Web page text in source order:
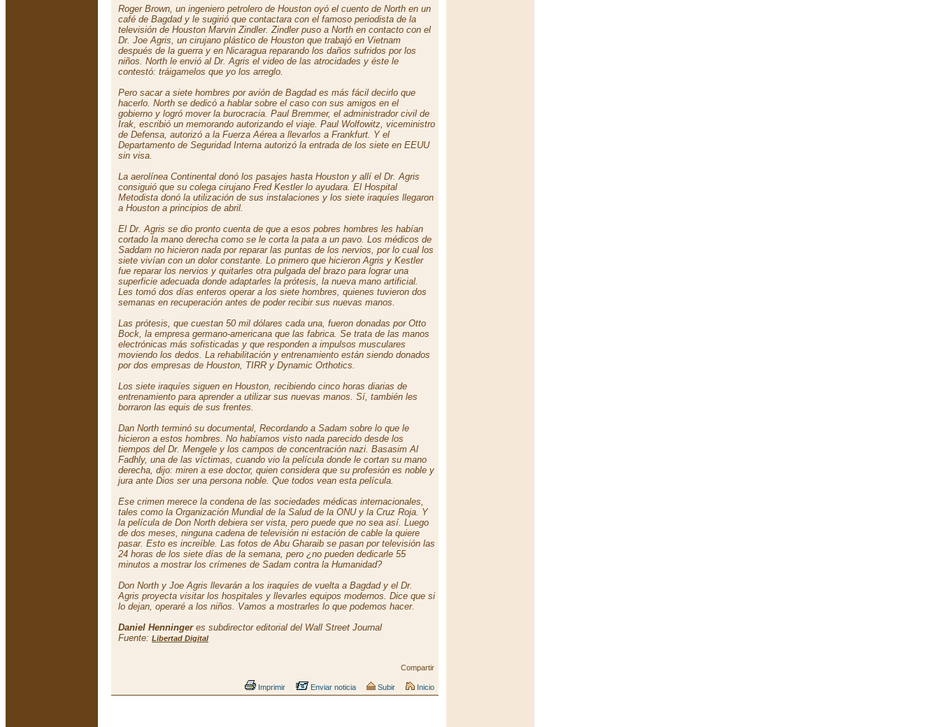
Roger Brown, un ingeniero petrolero de Houston oyó el cuento de North en un
café de Bagdad y le sugirió que contactara con el famoso periodista de la
televisión de Houston Marvin Zindler. Zindler puso a North en contacto con el
Dr. Joe Agris, un cirujano plástico de Houston que trabajó en Vietnam
después de la guerra y en Nicaragua reparando los daños sufridos por los
niños. North le envió al Dr. Agris el video de las atrocidades y éste le
contestó: tráigamelos que yo los arreglo.
Pero sacar a siete hombres por avión de Bagdad es más fácil decirlo que
hacerlo. North se dedicó a hablar sobre el caso con sus amigos en el
gobierno y logró mover la burocracia. Paul Bremmer, el administrador civil de
Irak, escribió un memorando autorizando el viaje. Paul Wolfowitz, viceministro
de Defensa, autorizó a la Fuerza Aérea a llevarlos a Frankfurt. Y el
Departamento de Seguridad Interna autorizó la entrada de los siete en EEUU
sin visa.
La aerolínea Continental donó los pasajes hasta Houston y allí el Dr. Agris
consiguió que su colega cirujano Fred Kestler lo ayudara. El Hospital
Metodista donó la utilización de sus instalaciones y los siete iraquíes llegaron
a Houston a principios de abril.
El Dr. Agris se dio pronto cuenta de que a esos pobres hombres les habían
cortado la mano derecha como se le corta la pata a un pavo. Los médicos de
Saddam no hicieron nada por reparar las puntas de los nervios, por lo cual los
siete vivían con un dolor constante. Lo primero que hicieron Agris y Kestler
fue reparar los nervios y quitarles otra pulgada del brazo para lograr una
superficie adecuada donde adaptarles la prótesis, la nueva mano artificial.
Les tomó dos días enteros operar a los siete hombres, quienes tuvieron dos
semanas en recuperación antes de poder recibir sus nuevas manos.
Las prótesis, que cuestan 50 mil dólares cada una, fueron donadas por Otto
Bock, la empresa germano-americana que las fabrica. Se trata de las manos
electrónicas más sofisticadas y que responden a impulsos musculares
moviendo los dedos. La rehabilitación y entrenamiento están siendo donados
por dos empresas de Houston, TIRR y Dynamic Orthotics.
Los siete iraquíes siguen en Houston, recibiendo cinco horas diarias de
entrenamiento para aprender a utilizar sus nuevas manos. Sí, también les
borraron las equis de sus frentes.
Dan North terminó su documental, Recordando a Sadam sobre lo que le
hicieron a estos hombres. No habíamos visto nada parecido desde los
tiempos del Dr. Mengele y los campos de concentración nazi. Basasim Al
Fadhly, una de las víctimas, cuando vio la película donde le cortan su mano
derecha, dijo: miren a ese doctor, quien considera que su profesión es noble y
jura ante Dios ser una persona noble. Que todos vean esta película.
Ese crimen merece la condena de las sociedades médicas internacionales,
tales como la Organización Mundial de la Salud de la ONU y la Cruz Roja. Y
la película de Don North debiera ser vista, pero puede que no sea así. Luego
de dos meses, ninguna cadena de televisión ni estación de cable la quiere
pasar. Esto es increíble. Las fotos de Abu Gharaib se pasan por televisión las
24 horas de los siete días de la semana, pero ¿no pueden dedicarle 55
minutos a mostrar los crímenes de Sadam contra la Humanidad?
Don North y Joe Agris llevarán a los iraquíes de vuelta a Bagdad y el Dr.
Agris proyecta visitar los hospitales y llevarles equipos modernos. Dice que si
lo dejan, operaré a los niños. Vamos a mostrarles lo que podemos hacer.
Daniel Henningeres subdirector editorial del Wall Street Journal
Fuente: Libertad Digital
Compartir
Imprimir Enviar noticia Subir Inicio